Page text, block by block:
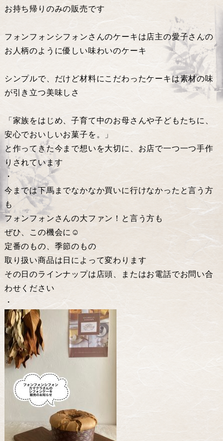
お持ち帰りのみの販売です
フォンフォンシフォンさんのケーキは店主の愛子さんの
お人柄のように優しい味わいのケーキ
シンプルで、だけど材料にこだわったケーキは素材の味
が引き立つ美味しさ
「家族をはじめ、子育て中のお母さんや子どもたちに、
安心でおいしいお菓子を。」
と作ってきた今まで想いを大切に、お店で一つ一つ手作
りされています
・
今までは下馬までなかなか買いに行けなかったと言う方
も
フォンフォンさんの大ファン！と言う方も
ぜひ、この機会に☺️
定番のもの、季節のもの
取り扱い商品は日によって変わります
その日のラインナップは店頭、またはお電話でお問い合
わせください
・